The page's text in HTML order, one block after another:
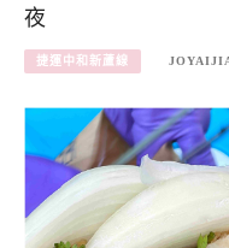
夜
捷運中和新蘆線